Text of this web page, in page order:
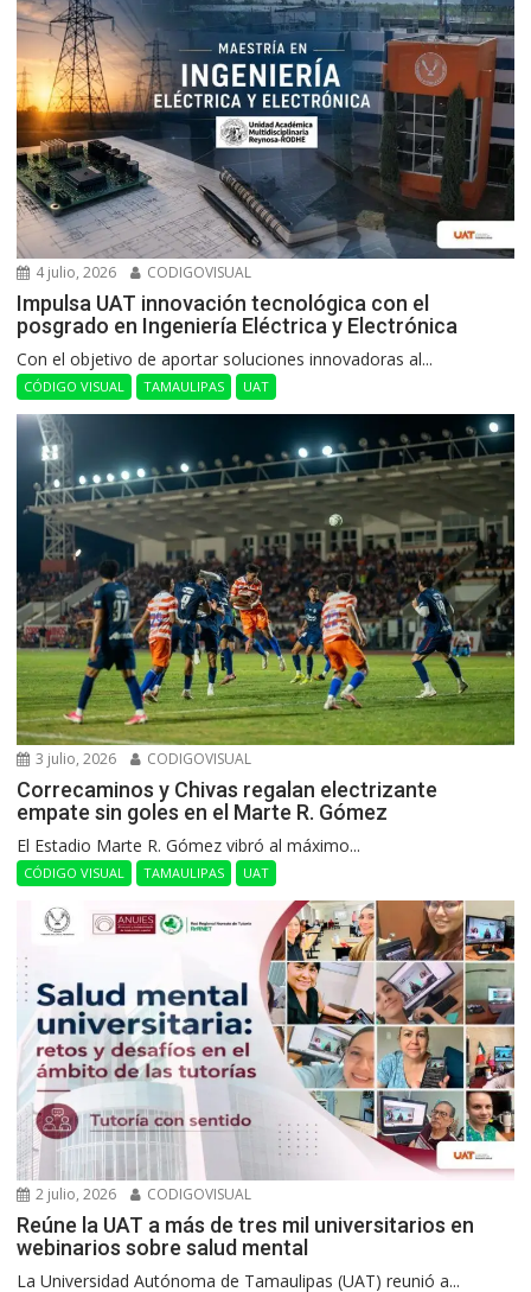
4 julio, 2026 CODIGOVISUAL
Impulsa UAT innovación tecnológica con el
posgrado en Ingeniería Eléctrica y Electrónica
Con el objetivo de aportar soluciones innovadoras al...
CÓDIGO VISUAL TAMAULIPAS UAT
3 julio, 2026 CODIGOVISUAL
Correcaminos y Chivas regalan electrizante
empate sin goles en el Marte R. Gómez
El Estadio Marte R. Gómez vibró al máximo...
CÓDIGO VISUAL TAMAULIPAS UAT
2 julio, 2026 CODIGOVISUAL
Reúne la UAT a más de tres mil universitarios en
webinarios sobre salud mental
La Universidad Autónoma de Tamaulipas (UAT) reunió a...